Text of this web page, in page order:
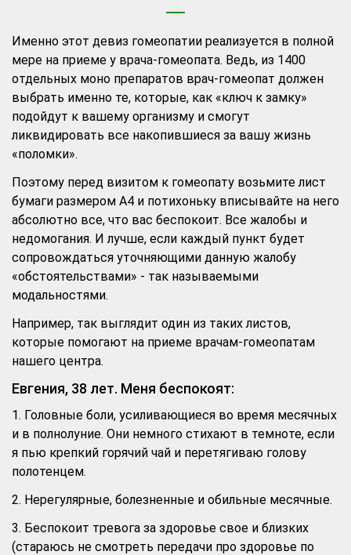
Именно этот девиз гомеопатии реализуется в полной
мере на приеме у врача-гомеопата. Ведь, из 1400
отдельных моно препаратов врач-гомеопат должен
выбрать именно те, которые, как «ключ к замку»
подойдут к вашему организму и смогут
ликвидировать все накопившиеся за вашу жизнь
«поломки».
Поэтому перед визитом к гомеопату возьмите лист
бумаги размером А4 и потихоньку вписывайте на него
абсолютно все, что вас беспокоит. Все жалобы и
недомогания. И лучше, если каждый пункт будет
сопровождаться уточняющими данную жалобу
«обстоятельствами» - так называемыми
модальностями.
Например, так выглядит один из таких листов,
которые помогают на приеме врачам-гомеопатам
нашего центра.
Евгения, 38 лет. Меня беспокоят:
1. Головные боли, усиливающиеся во время месячных
и в полнолуние. Они немного стихают в темноте, если
я пью крепкий горячий чай и перетягиваю голову
полотенцем.
2. Нерегулярные, болезненные и обильные месячные.
3. Беспокоит тревога за здоровье свое и близких
(стараюсь не смотреть передачи про здоровье по